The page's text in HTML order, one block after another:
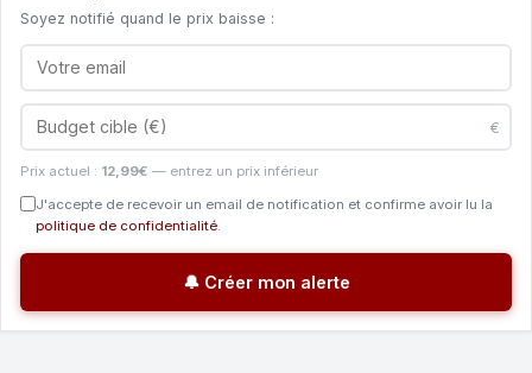
Soyez notifié quand le prix baisse :
€
Prix actuel : 12,99€ — entrez un prix inférieur
J'accepte de recevoir un email de notification et confirme avoir lu la
politique de confidentialité
🔔 Créer mon alerte